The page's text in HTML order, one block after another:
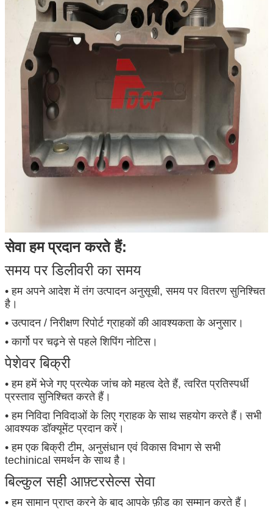
सेवा हम प्रदान करते हैं:
समय पर डिलीवरी का समय
• हम अपने आदेश में तंग उत्पादन अनुसूची, समय पर वितरण सुनिश्चित
है।
• उत्पादन / निरीक्षण रिपोर्ट ग्राहकों की आवश्यकता के अनुसार।
• कार्गो पर चढ़ने से पहले शिपिंग नोटिस।
पेशेवर बिक्री
• हम हमें भेजे गए प्रत्येक जांच को महत्व देते हैं, त्वरित प्रतिस्पर्धी
प्रस्ताव सुनिश्चित करते हैं।
• हम निविदा निविदाओं के लिए ग्राहक के साथ सहयोग करते हैं। सभी
आवश्यक डॉक्यूमेंट प्रदान करें।
• हम एक बिक्री टीम, अनुसंधान एवं विकास विभाग से सभी
techinical समर्थन के साथ है।
बिल्कुल सही आफ़्टरसेल्स सेवा
• हम सामान प्राप्त करने के बाद आपके फ़ीड का सम्मान करते हैं।